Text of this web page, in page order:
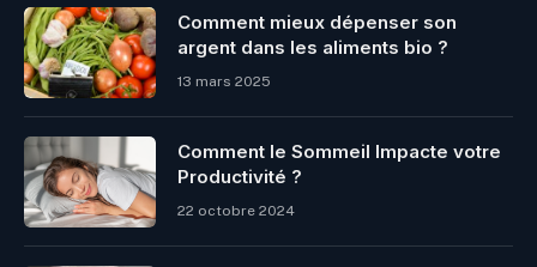
Comment mieux dépenser son
argent dans les aliments bio ?
13 mars 2025
Comment le Sommeil Impacte votre
Productivité ?
22 octobre 2024